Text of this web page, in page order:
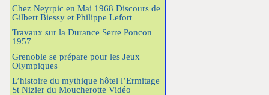
Chez Neyrpic en Mai 1968 Discours de
Gilbert Biessy et Philippe Lefort
Travaux sur la Durance Serre Poncon
1957
Grenoble se prépare pour les Jeux
Olympiques
L’histoire du mythique hôtel l’Ermitage
St Nizier du Moucherotte Vidéo